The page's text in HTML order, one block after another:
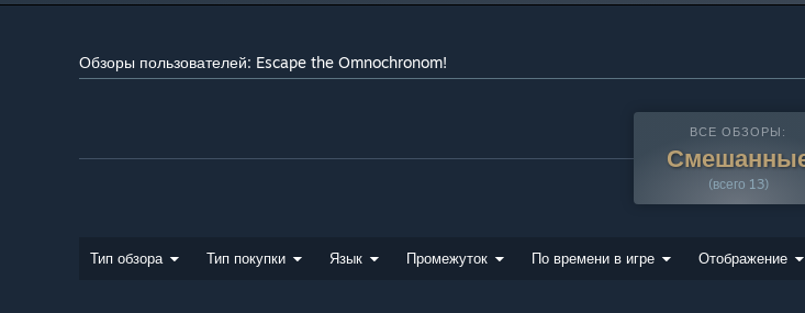
Обзоры пользователей: Escape the Omnochronom!
ВСЕ ОБЗОРЫ:
(всего 13)
Тип обзора Тип покупки Язык Промежуток По времени в игре Отображение